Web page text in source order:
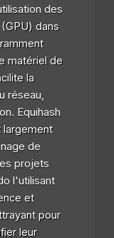
des
dans
matériel de
la
réseau,
Equihash
largement
de
projets
l'utilisant
et
pour
leur